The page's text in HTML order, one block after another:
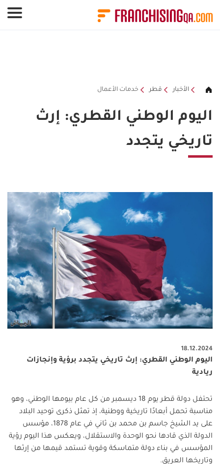
الأخبار قطر خدمات الأعمال
اليوم الوطني القطري: إرث
تاريخي يتجدد
18.12.2024
اليوم الوطني القطري: إرث تاريخي يتجدد برؤية وإنجازات
ريادية
تحتفل دولة قطر يوم 18 ديسمبر من كل عام بيومها الوطني، وهو
مناسبة تحمل أبعادًا تاريخية ووطنية، إذ تمثل ذكرى توحيد البلاد
على يد الشيخ جاسم بن محمد بن ثاني في عام 1878، مؤسس
الدولة الذي قادها نحو الوحدة والاستقلال، ويعكس هذا اليوم رؤية
المؤسس في بناء دولة متماسكة وقوية تستمد قيمها من إرثها
وتاريخها العريق.
لوحة إدارة ملفات تعريف الارتباط